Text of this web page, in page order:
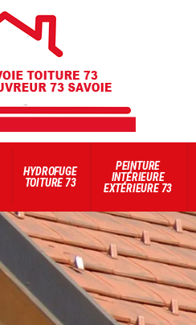
HYDROFUGE
TOITURE 73
PEINTURE
INTÉRIEURE
EXTÉRIEURE 73